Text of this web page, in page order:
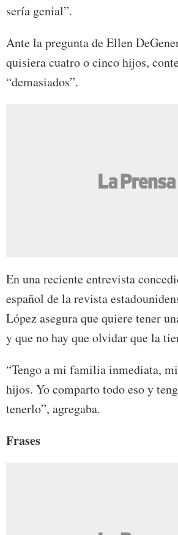
sería genial”.
Ante la pregunta de Ellen
quisiera cuatro o cinco hijos,
“demasiados”.
En una reciente entrevista
español de la revista
López asegura que quiere tener
y que no hay que olvidar que la
“Tengo a mi familia inmediata,
hijos. Yo comparto todo eso y
tenerlo”, agregaba.
Frases